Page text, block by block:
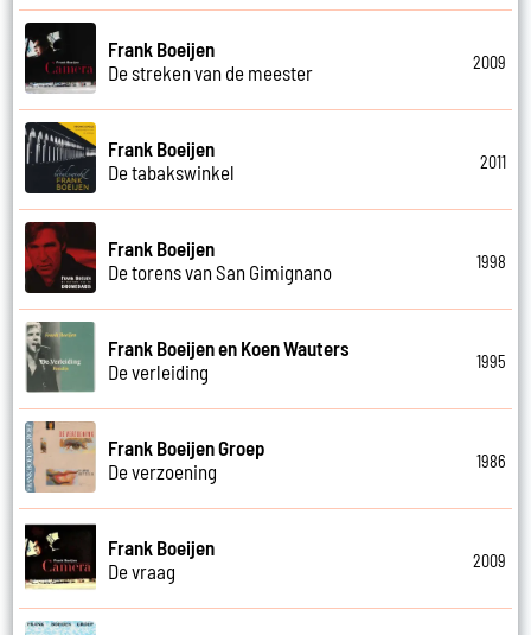
Frank Boeijen
De streken van de meester
2009
Frank Boeijen
De tabakswinkel
2011
Frank Boeijen
De torens van San Gimignano
1998
Frank Boeijen en Koen Wauters
De verleiding
1995
Frank Boeijen Groep
De verzoening
1986
Frank Boeijen
De vraag
2009